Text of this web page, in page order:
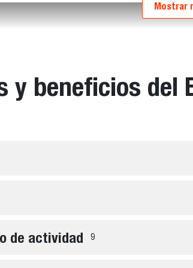
Mostrar
y beneficios del
de actividad 9